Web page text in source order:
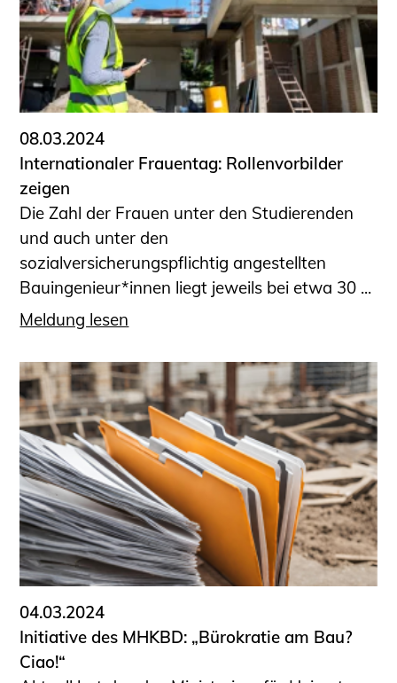
08.03.2024
Internationaler Frauentag: Rollenvorbilder
zeigen
Die Zahl der Frauen unter den Studierenden
und auch unter den
sozialversicherungspflichtig angestellten
Bauingenieur*innen liegt jeweils bei etwa 30 ...
Meldung lesen
04.03.2024
Initiative des MHKBD: „Bürokratie am Bau?
Ciao!“